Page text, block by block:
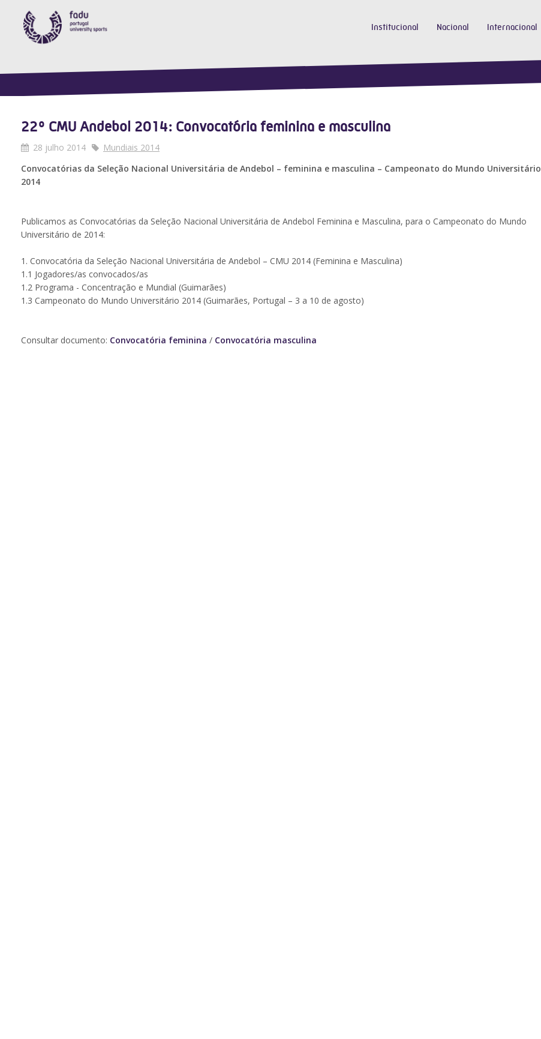
Institucional Nacional Internacional
22º CMU Andebol 2014: Convocatória feminina e masculina
28 julho 2014
Mundiais 2014
Convocatórias da Seleção Nacional Universitária de Andebol – feminina e masculina – Campeonato do Mundo Universitário
2014
Publicamos as Convocatórias da Seleção Nacional Universitária de Andebol Feminina e Masculina, para o Campeonato do Mundo
Universitário de 2014:
1. Convocatória da Seleção Nacional Universitária de Andebol – CMU 2014 (Feminina e Masculina)
1.1 Jogadores/as convocados/as
1.2 Programa - Concentração e Mundial (Guimarães)
1.3 Campeonato do Mundo Universitário 2014 (Guimarães, Portugal – 3 a 10 de agosto)
Consultar documento: Convocatória feminina / Convocatória masculina